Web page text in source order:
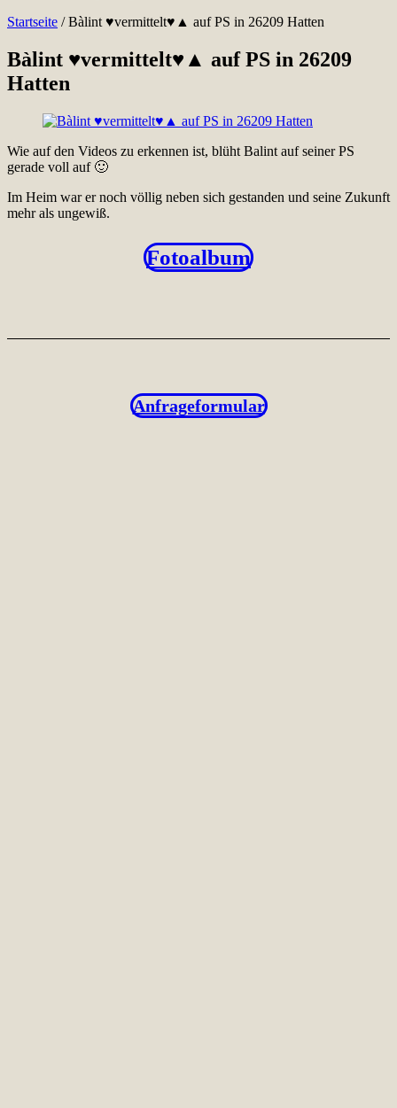
Startseite /Bàlint ♥vermittelt♥▲ auf PS in 26209 Hatten
Bàlint ♥vermittelt♥▲ auf PS in 26209
Hatten
Wie auf den Videos zu erkennen ist, blüht Balint auf seiner PS
gerade voll auf 🙂
Im Heim war er noch völlig neben sich gestanden und seine Zukunft
mehr als ungewiß.
Fotoalbum
Anfrageformular